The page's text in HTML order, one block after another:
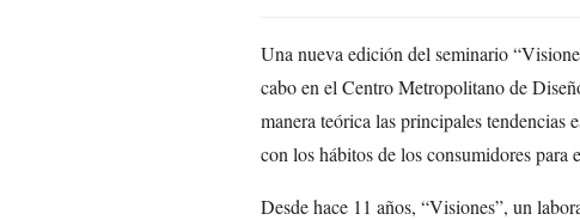
Una nueva edición del seminario
cabo en el Centro Metropolitano de
manera teórica las principales tendencias
con los hábitos de los consumidores para
Desde hace 11 años, “Visiones”, un